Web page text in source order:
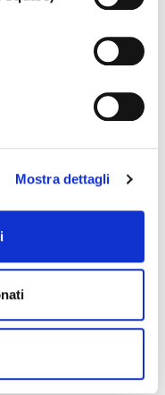
all’utilizzo a tutti
Mostra dettagli